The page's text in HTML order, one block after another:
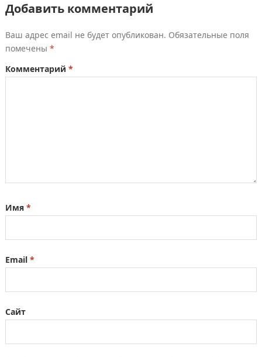
Добавить комментарий
Ваш адрес email не будет опубликован. Обязательные поля
помечены *
Комментарий *
Имя *
Email *
Сайт